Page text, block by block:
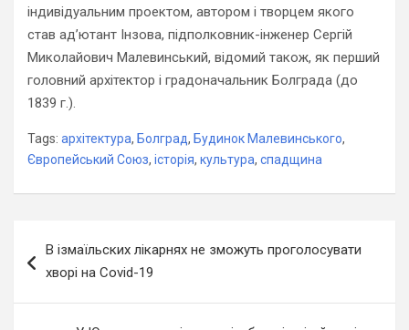
індивідуальним проектом, автором і творцем якого
став ад’ютант Інзова, підполковник-інженер Сергій
Миколайович Малевинський, відомий також, як перший
головний архітектор і градоначальник Болграда (до
1839 г.).
Tags: архітектура, Болград, Будинок Малевинського,
Європейський Союз, історія, культура, спадщина
записів
В ізмаїльских лікарнях не зможуть проголосувати
хворі на Covid-19